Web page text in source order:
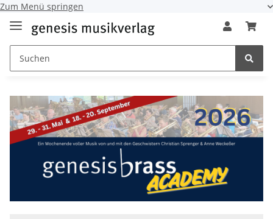
Zum Menü springen